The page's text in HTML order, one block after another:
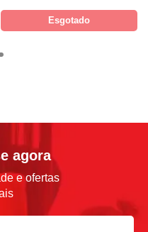
Esgotado
agora
e ofertas